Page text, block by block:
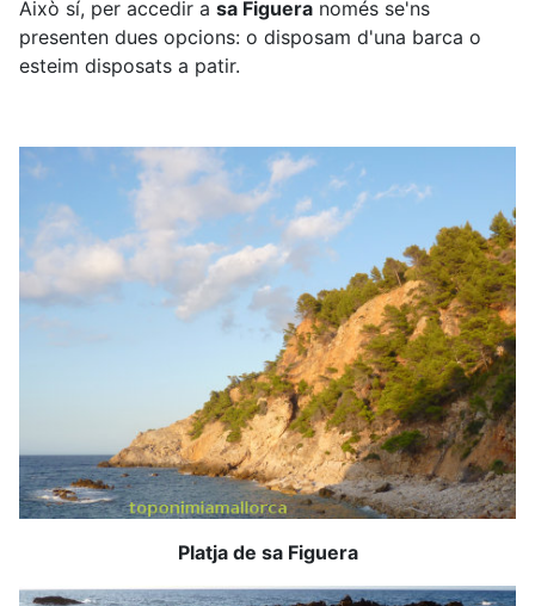
Això sí, per accedir a sa Figuera només se'ns
presenten dues opcions: o disposam d'una barca o
esteim disposats a patir.
Platja de sa Figuera